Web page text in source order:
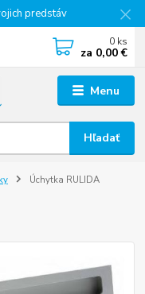
predstáv
Menu
Hľadať
0 ks
za 0,00 €
Úchytka RULIDA